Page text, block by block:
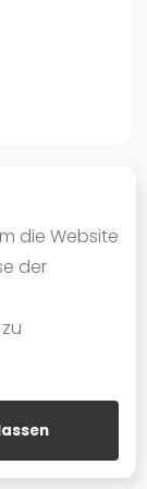
die Website
der
|